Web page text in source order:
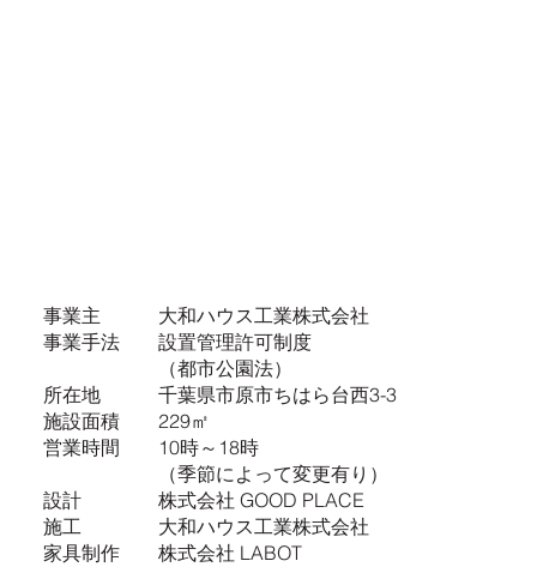
事業主 大和ハウス工業株式会社
事業手法 設置管理許可制度
（都市公園法）
所在地 千葉県市原市ちはら台西3-3
施設面積 229㎡
営業時間 10時～18時
（季節によって変更有り）
設計 株式会社 GOOD PLACE
施工 大和ハウス工業株式会社
家具制作 株式会社 LABOT​